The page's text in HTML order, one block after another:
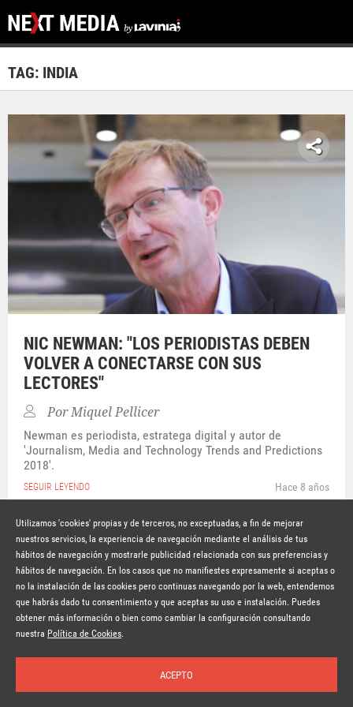
Inicio Temas Autores Nosotros Buscar Suscríbete
TAG: INDIA
NIC NEWMAN: "LOS PERIODISTAS DEBEN
VOLVER A CONECTARSE CON SUS
LECTORES"
PorMiquel Pellicer
Newman es periodista, estratega digital y autor de
'Journalism, Media and Technology Trends and Predictions
2018'.
SEGUIR LEYENDO Hace 8 años
Suscríbete a la newsletter
© Copyright Lavinia 2026 –www.lavinia.tc
Nota Legal
Contacto Política de privacidad
Condiciones de uso
Utilizamos 'cookies' propias y de terceros, no exceptuadas, a fin de mejorar
nuestros servicios, la experiencia de navegación mediante el análisis de tus
hábitos de navegación y mostrarle publicidad relacionada con sus preferencias y
hábitos de navegación. En los casos que no manifiestes expresamente si aceptas o
no la instalación de las cookies pero continuas navegando por la web, entendemos
que habrás dado tu consentimiento y que aceptas su uso e instalación. Puedes
obtener más información o bien como cambiar la configuración consultando
nuestra Política de Cookies.
ACEPTO